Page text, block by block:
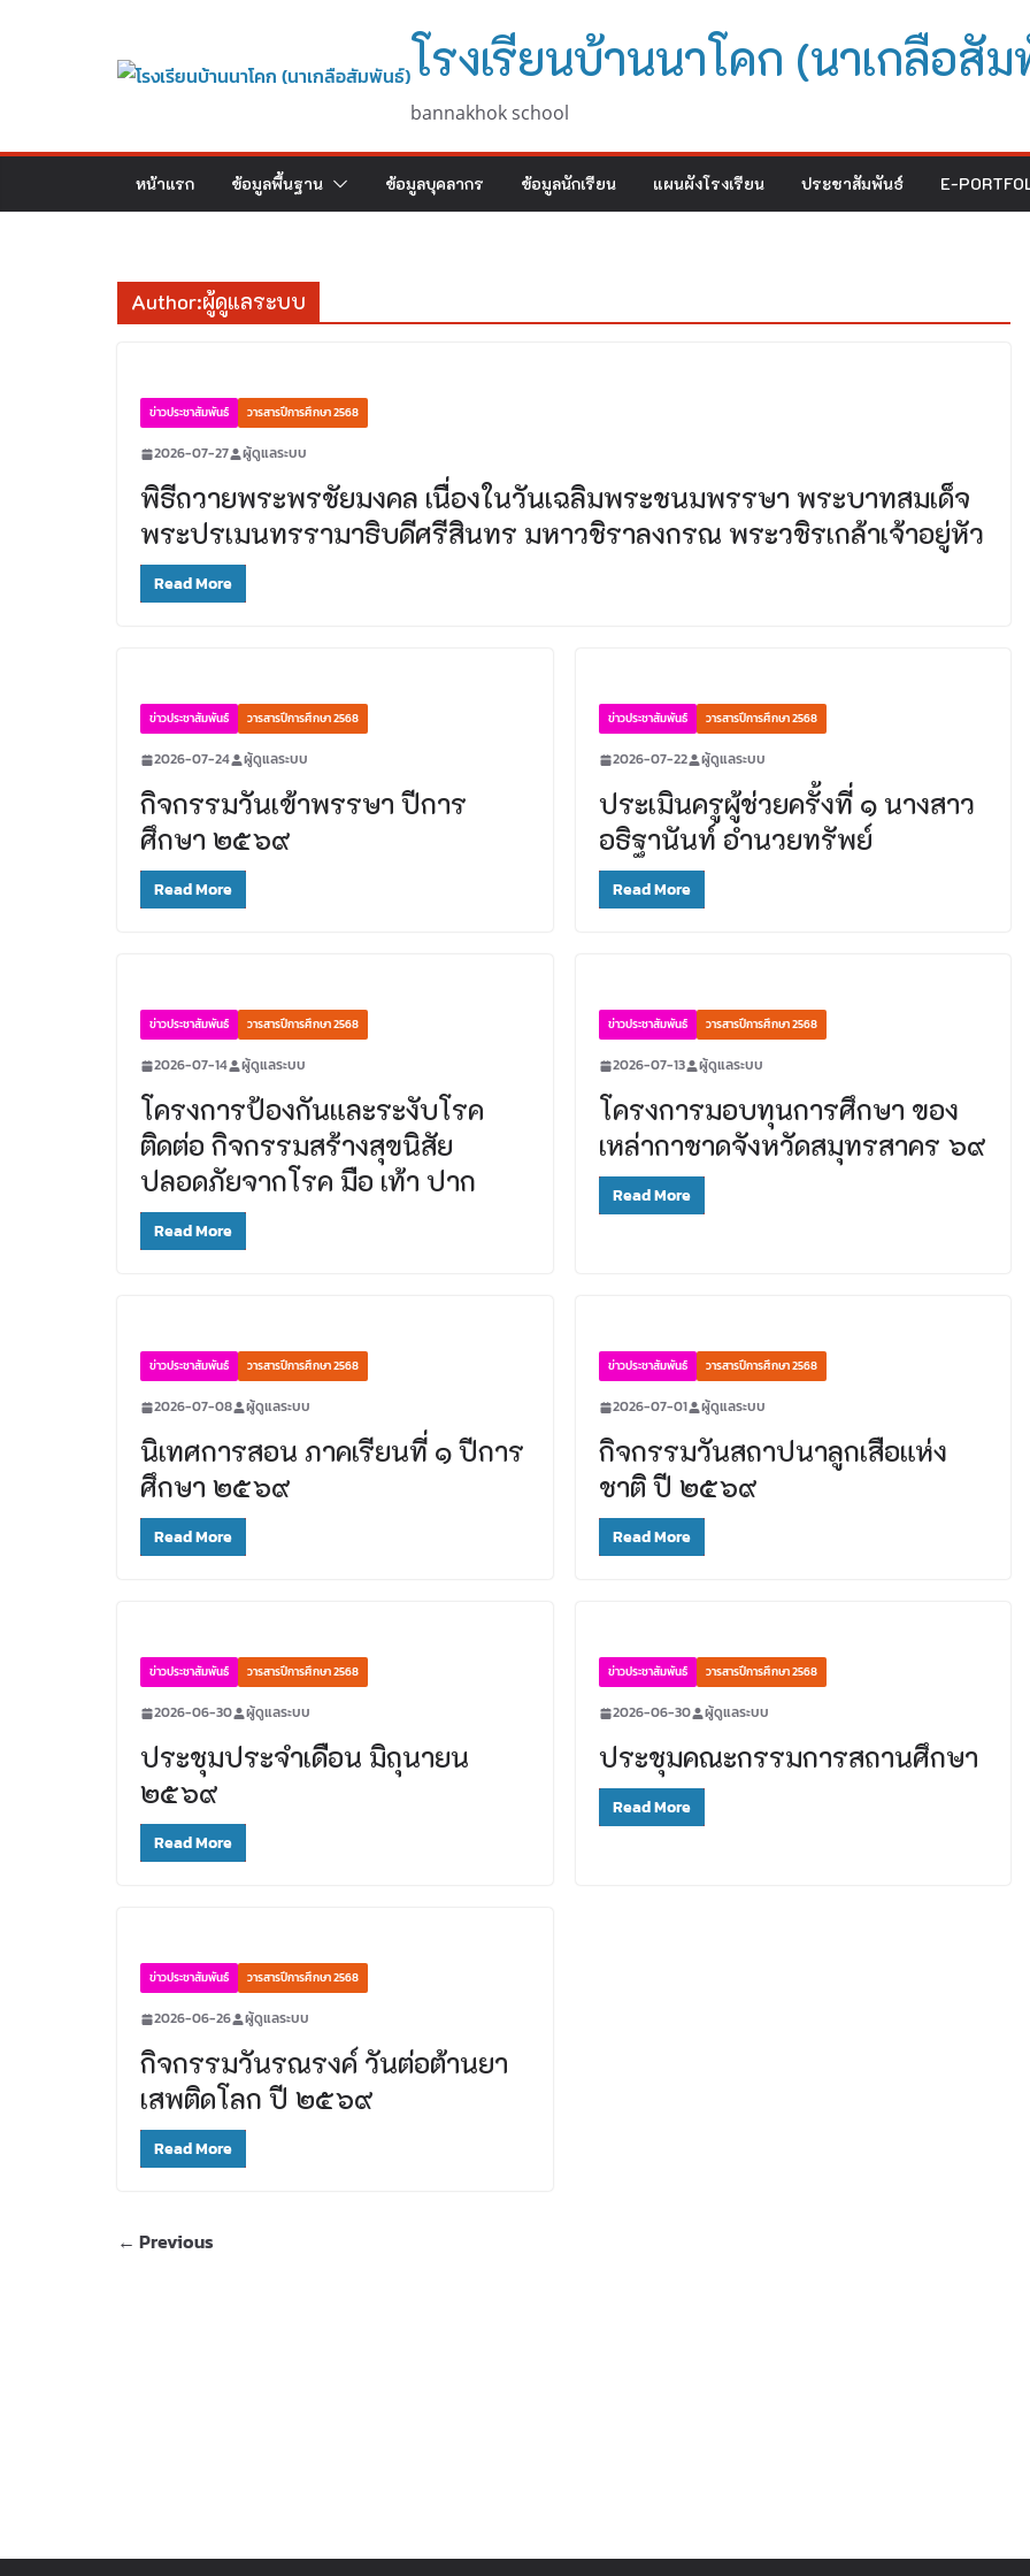
โรงเรียนบ้านนาโคก (นาเกลือสั
bannakhok school
หน้าแรก ข้อมูลพื้นฐาน ข้อมูลบุคลากร ข้อมูลนักเรียน แผนผังโรงเรียน ประชาสัมพันธ์ E-
Author:ผู้ดูแลระบบ
ข่าวประชาสัมพันธ์ วารสารปีการศึกษา 2568
2026-07-27 ผู้ดูแลระบบ
พิธีถวายพระพรชัยมงคล เนื่องในวันเฉลิมพระชนมพรรษา พระบาทสมเด็จ
พระปรเมนทรรามาธิบดีศรีสินทร มหาวชิราลงกรณ พระวชิรเกล้าเจ้าอยู่หัว
Read More
ข่าวประชาสัมพันธ์ วารสารปีการศึกษา 2568
2026-07-24 ผู้ดูแลระบบ
กิจกรรมวันเข้าพรรษา ปีการ
ศึกษา ๒๕๖๙
Read More
ข่าวประชาสัมพันธ์ วารสารปีการศึกษา 2568
2026-07-22 ผู้ดูแลระบบ
ประเมินครูผู้ช่วยครั้งที่ ๑ นางสาว
อธิฐานันท์ อำนวยทรัพย์
Read More
ข่าวประชาสัมพันธ์ วารสารปีการศึกษา 2568
2026-07-14 ผู้ดูแลระบบ
โครงการป้องกันและระงับโรค
ติดต่อ กิจกรรมสร้างสุขนิสัย
ปลอดภัยจากโรค มือ เท้า ปาก
Read More
ข่าวประชาสัมพันธ์ วารสารปีการศึกษา 2568
2026-07-13 ผู้ดูแลระบบ
โครงการมอบทุนการศึกษา ของ
เหล่ากาชาดจังหวัดสมุทรสาคร ๖๙
Read More
ข่าวประชาสัมพันธ์ วารสารปีการศึกษา 2568
2026-07-08 ผู้ดูแลระบบ
นิเทศการสอน ภาคเรียนที่ ๑ ปีการ
ศึกษา ๒๕๖๙
Read More
ข่าวประชาสัมพันธ์ วารสารปีการศึกษา 2568
2026-07-01 ผู้ดูแลระบบ
กิจกรรมวันสถาปนาลูกเสือแห่ง
ชาติ ปี ๒๕๖๙
Read More
ข่าวประชาสัมพันธ์ วารสารปีการศึกษา 2568
2026-06-30 ผู้ดูแลระบบ
ประชุมประจำเดือน มิถุนายน
๒๕๖๙
Read More
ข่าวประชาสัมพันธ์ วารสารปีการศึกษา 2568
2026-06-30 ผู้ดูแลระบบ
ประชุมคณะกรรมการสถานศึกษา
Read More
ข่าวประชาสัมพันธ์ วารสารปีการศึกษา 2568
2026-06-26 ผู้ดูแลระบบ
กิจกรรมวันรณรงค์ วันต่อต้านยา
เสพติดโลก ปี ๒๕๖๙
Read More
← Previous